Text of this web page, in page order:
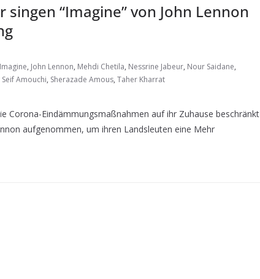
“Imagine” von John Lennon
Imagine, John Lennon, Mehdi Chetila, Nessrine Jabeur, Nour Saidane,
Seif Amouchi, Sherazade Amous, Taher Kharrat
Corona-Eindämmungsmaßnahmen auf ihr Zuhause beschränkt
aufgenommen, um ihren Landsleuten eine Mehr